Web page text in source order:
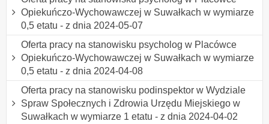
Opiekuńczo-Wychowawczej w Suwałkach w wymiarze
0,5 etatu - z dnia 2024-05-07
Oferta pracy na stanowisku psycholog w Placówce
Opiekuńczo-Wychowawczej w Suwałkach w wymiarze
0,5 etatu - z dnia 2024-04-08
Oferta pracy na stanowisku podinspektor w Wydziale
Spraw Społecznych i Zdrowia Urzędu Miejskiego w
Suwałkach w wymiarze 1 etatu - z dnia 2024-04-02